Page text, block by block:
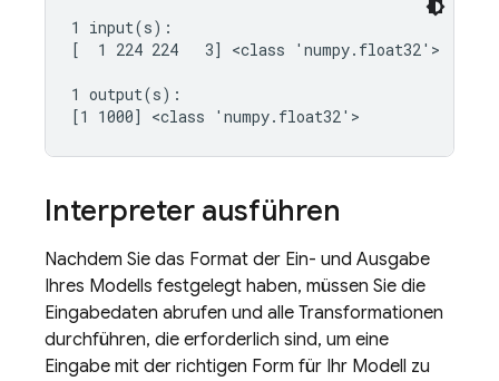
1 input(s):
[  1 224 224   3] <class 'numpy.float32'>
1 output(s):
Interpreter ausführen
Nachdem Sie das Format der Ein- und Ausgabe
Ihres Modells festgelegt haben, müssen Sie die
Eingabedaten abrufen und alle Transformationen
durchführen, die erforderlich sind, um eine
Eingabe mit der richtigen Form für Ihr Modell zu